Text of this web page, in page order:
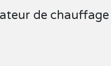
de chauffage